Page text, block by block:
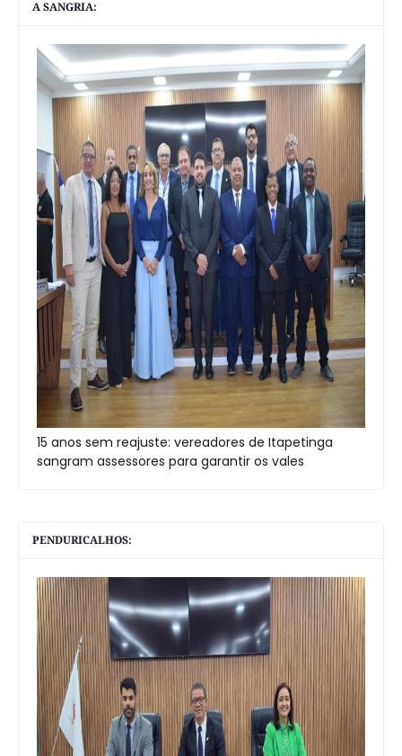
A SANGRIA:
15 anos sem reajuste: vereadores de Itapetinga
sangram assessores para garantir os vales
PENDURICALHOS: